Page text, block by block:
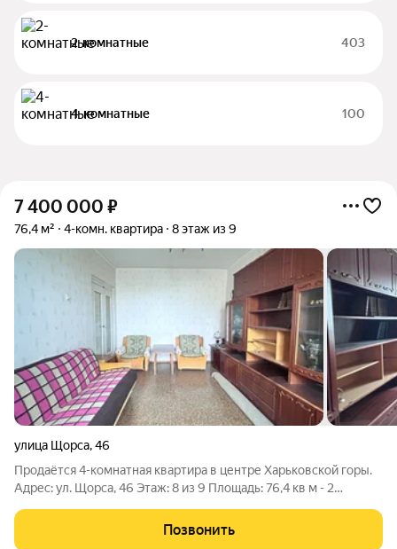
2-комнатные 403
4-комнатные 100
7 400 000 ₽
76,4 м² 4-комн. квартира 8 этаж из 9
улица Щорса,46
Продаётся 4-комнатная квартира в центре Харьковской горы.
Адрес: ул. Щорса, 46 Этаж: 8 из 9 Площадь: 76,4 кв м - 2
изолированные, не проходные. Есть большой зал + три
комнаты (16,4; 13,2; 12,8; 8,1).
Позвонить